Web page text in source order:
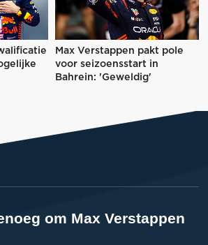
Max Verstappen pakt pole
voor seizoensstart in
Bahrein: 'Geweldig'
om Max Verstappen